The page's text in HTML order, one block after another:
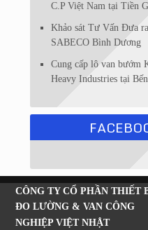
C.P Việt Nam tại Tiền
Khảo sát Tư Vấn Đưa
SABECO Bình Dương
Cung cấp lô van bướm
Heavy Industries tại
CÔNG TY CỔ PHẦN THIẾT
ĐO LƯỜNG & VAN CÔNG
NGHIỆP VIỆT NHẬT